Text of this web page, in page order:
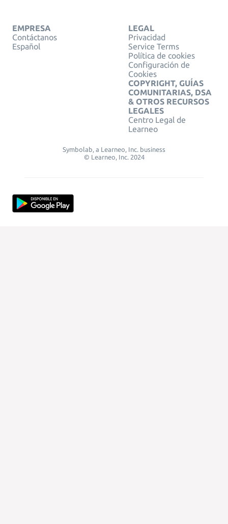
EMPRESA
Contáctanos
Español
LEGAL
Privacidad
Service Terms
Política de cookies
Configuración de
Cookies
COPYRIGHT, GUÍAS
COMUNITARIAS, DSA
& OTROS RECURSOS
LEGALES
Centro Legal de
Learneo
Symbolab, a Learneo, Inc. business
© Learneo, Inc. 2024